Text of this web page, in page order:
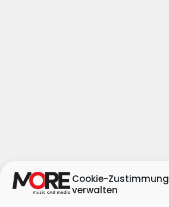
Cookie-Zustimmung
verwalten